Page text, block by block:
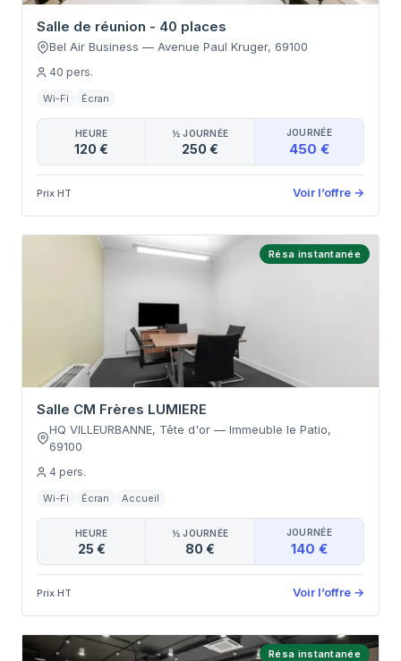
Salle de réunion - 40 places
Bel Air Business — Avenue Paul Kruger, 69100
40 pers.
Wi-Fi Écran
HEURE
120 €
½ JOURNÉE
250 €
JOURNÉE
450 €
Prix HT Voir l’offre →
Résa instantanée
Salle CM Frères LUMIERE
HQ VILLEURBANNE, Tête d'or — Immeuble le Patio,
69100
4 pers.
Wi-Fi Écran Accueil
HEURE
25 €
½ JOURNÉE
80 €
JOURNÉE
140 €
Prix HT Voir l’offre →
Résa instantanée